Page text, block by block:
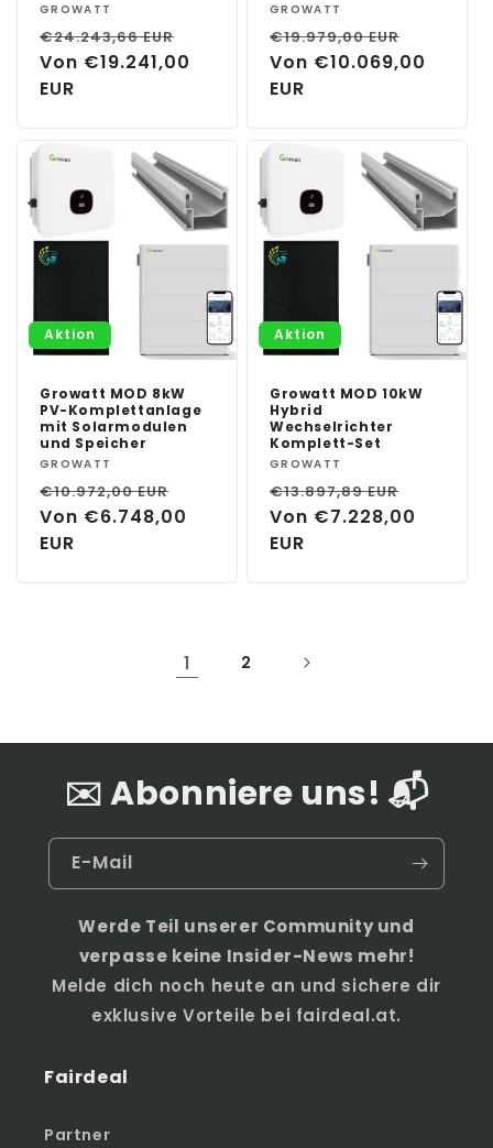
Anbieter:
GROWATT
Normaler
Preis
€24.243,66 EUR
Verkaufspreis
Von €19.241,00
EUR
Anbieter:
GROWATT
Normaler
Preis
€19.979,00 EUR
Von €10.069,00
EUR
Aktion
Growatt MOD 8kW
PV-Komplettanlage
mit Solarmodulen
und Speicher
Anbieter:
GROWATT
Normaler
Preis
€10.972,00 EUR
Verkaufspreis
Von €6.748,00
EUR
Aktion
Growatt MOD 10kW
Hybrid
Wechselrichter
Komplett-Set
Anbieter:
GROWATT
Normaler
Preis
€13.897,89 EUR
Von €7.228,00
EUR
1 2
✉️ Abonniere uns! 📬
E-Mail
Werde Teil unserer Community und
verpasse keine Insider-News mehr!
Melde dich noch heute an und sichere dir
exklusive Vorteile bei fairdeal.at.
Fairdeal
Partner